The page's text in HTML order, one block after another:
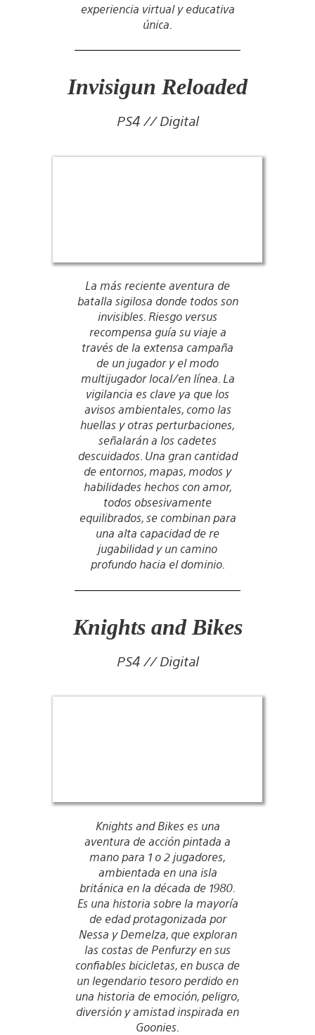
experiencia virtual y educativa
única.
Invisigun Reloaded
PS4 // Digital
La más reciente aventura de
batalla sigilosa donde todos son
invisibles. Riesgo versus
recompensa guía su viaje a
través de la extensa campaña
de un jugador y el modo
multijugador local/en línea. La
vigilancia es clave ya que los
avisos ambientales, como las
huellas y otras perturbaciones,
señalarán a los cadetes
descuidados. Una gran cantidad
de entornos, mapas, modos y
habilidades hechos con amor,
todos obsesivamente
equilibrados, se combinan para
una alta capacidad de re
jugabilidad y un camino
profundo hacia el dominio.
Knights and Bikes
PS4 // Digital
Knights and Bikes es una
aventura de acción pintada a
mano para 1 o 2 jugadores,
ambientada en una isla
británica en la década de 1980.
Es una historia sobre la mayoría
de edad protagonizada por
Nessa y Demelza, que exploran
las costas de Penfurzy en sus
confiables bicicletas, en busca de
un legendario tesoro perdido en
una historia de emoción, peligro,
diversión y amistad inspirada en
Goonies.